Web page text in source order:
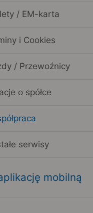
/ EM-karta
i Cookies
/ Przewoźnicy
o spółce
serwisy
mobilną